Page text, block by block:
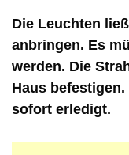
Die Leuchten
anbringen. Es
werden. Die
Haus
sofort erledigt.